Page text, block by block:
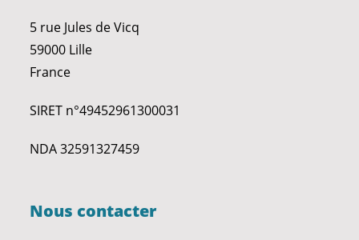
5 rue Jules de Vicq
59000 Lille
France
SIRET n°49452961300031
NDA 32591327459
Nous contacter